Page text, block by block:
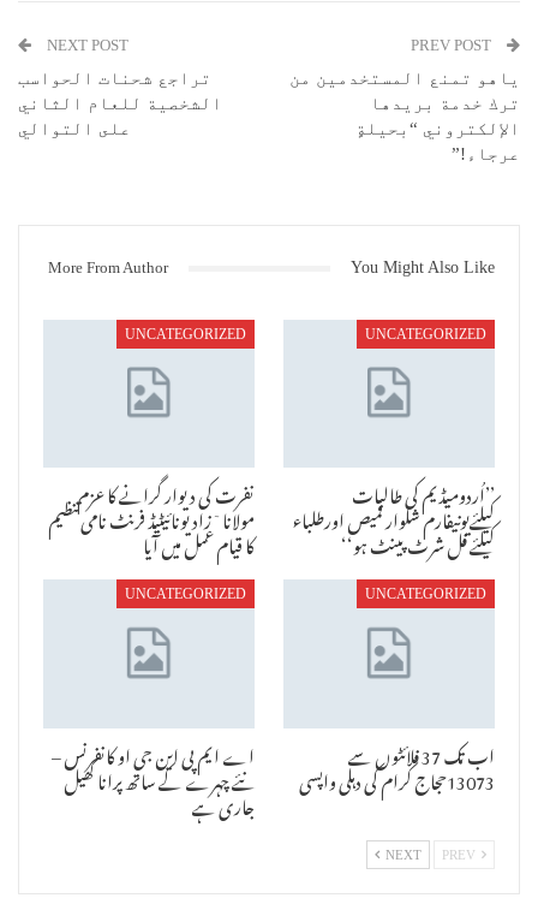
ياهو تمنع المستخدمين من
ترك خدمة بريدها
الإلكتروني “بحيلةٍ
عرجاء!”
NEXT POST
تراجع شحنات الحواسب
الشخصية للعام الثاني
على التوالي
You Might Also Like
More From Author
UNCATEGORIZED
’’اُردومیڈیم کی طالبات
کیلئےیونیفارم شلوار قمیص اورطلباء
کیلئے فل شرٹ پینٹ ہو‘‘
UNCATEGORIZED
نفرت کی دیوار گرانے کا عزم
مولانا ٓزاد یونائیٹیڈ فرنٹ نامی تنظیم
کا قیام عمل میں آیا
UNCATEGORIZED
اب تک 37 فلائٹوں سے
13073حجاج کرام کی دہلی واپسی
UNCATEGORIZED
اے ایم پی این جی او کانفرنس –
نئے چہرے کے ساتھ پرانا کھیل
جاری ہے
NEXT